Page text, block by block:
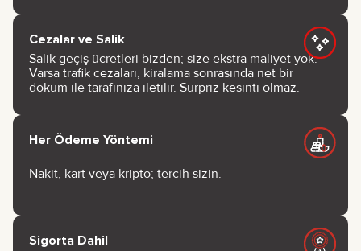
Cezalar ve Salik
Salik geçiş ücretleri bizden; size ekstra maliyet yok.
Varsa trafik cezaları, kiralama sonrasında net bir
döküm ile tarafınıza iletilir. Sürpriz kesinti olmaz.
Her Ödeme Yöntemi
Nakit, kart veya kripto; tercih sizin.
Sigorta Dahil